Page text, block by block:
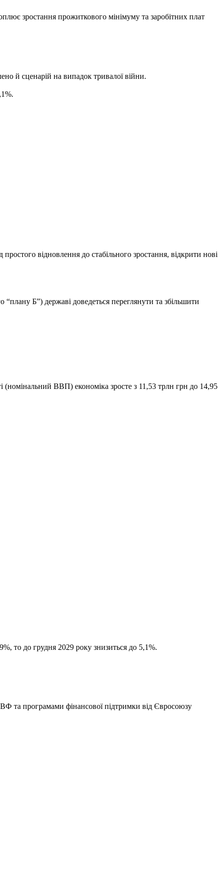
зростання прожиткового мінімуму та заробітних плат
й сценарій на випадок тривалої війни.
відновлення до стабільного зростання, відкрити нові
“плану Б”) державі доведеться переглянути та збільшити
ВВП) економіка зросте з 11,53 трлн грн до 14,95
то до грудня 2029 року знизиться до 5,1%.
та програмами фінансової підтримки від Євросоюзу